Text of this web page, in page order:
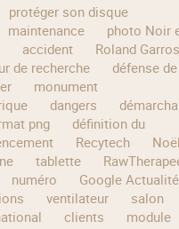
protéger son disque
maintenance
photo Noir
accident Roland Garros
de recherche
défense de
monument
dangers
png
définition du
Recytech Noël
tablette
numéro
Google
ventilateur
salon
clients
module